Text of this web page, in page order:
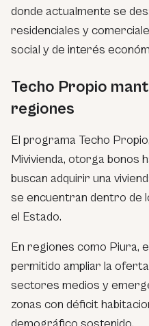
donde actualmente se
residenciales y
social y de interés
Techo Propio
regiones
El programa Techo
Mivivienda, otorga bonos
buscan adquirir una
se encuentran dentro de
el Estado.
En regiones como Piura,
permitido ampliar la
sectores medios y
zonas con déficit